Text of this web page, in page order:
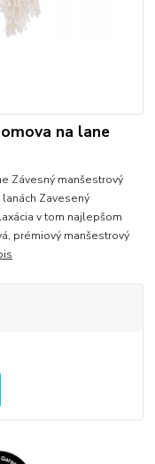
na lane
Závesný manšestrový
Zavesený
v tom najlepšom
prémiový manšestrový